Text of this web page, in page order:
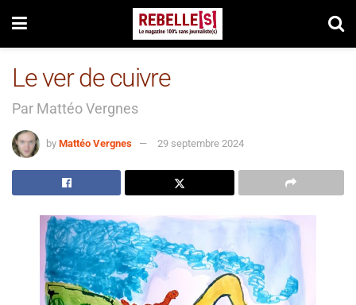
Le ver de cuivre
Par Mattéo Vergnes
by Mattéo Vergnes 29 septembre 2024